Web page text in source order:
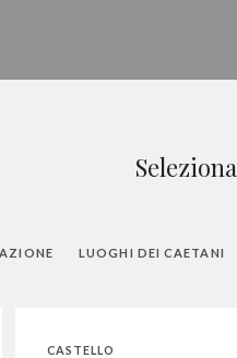
LUOGHI DEI CAETANI
CASTELLO